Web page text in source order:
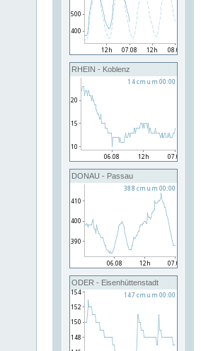
RHEIN - Koblenz
DONAU - Passau
ODER - Eisenhüttenstadt